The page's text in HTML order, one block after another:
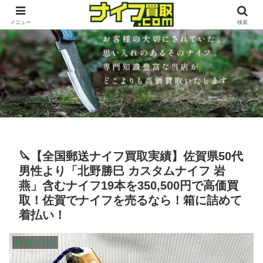
🔪【全国郵送ナイフ買取実績】佐賀県50代
男性より「北野勝巳 カスタムナイフ 岩
燕」含むナイフ19本を350,500円で高価買
取！佐賀でナイフを売るなら！箱に詰めて
着払い！
買い取りブログ
メニュー 検索